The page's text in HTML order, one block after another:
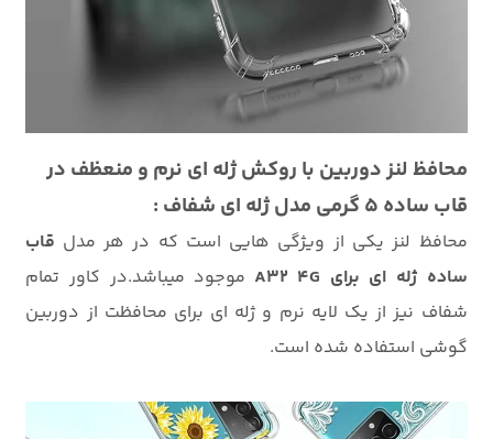
محافظ لنز دوربین با روکش ژله ای نرم و منعظف در
قاب ساده 5 گرمی مدل ژله ای شفاف :
محافظ لنز یکی از ویژگی هایی است که در هر مدل قاب
ساده ژله ای برای A32 4G
موجود میباشد.در کاور تمام
شفاف نیز از یک لایه نرم و ژله ای برای محافظت از دوربین
گوشی استفاده شده است.